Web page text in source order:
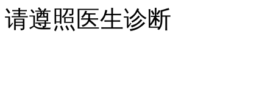
请遵照医生诊断